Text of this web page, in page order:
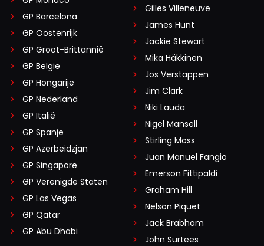
GP Barcelona
GP Oostenrijk
GP Groot-Brittannië
GP België
GP Hongarije
GP Nederland
GP Italië
GP Spanje
GP Azerbeidzjan
GP Singapore
GP Verenigde Staten
GP Las Vegas
GP Qatar
GP Abu Dhabi
Gilles Villeneuve
James Hunt
Jackie Stewart
Mika Häkkinen
Jos Verstappen
Jim Clark
Niki Lauda
Nigel Mansell
Stirling Moss
Juan Manuel Fangio
Emerson Fittipaldi
Graham Hill
Nelson Piquet
Jack Brabham
John Surtees